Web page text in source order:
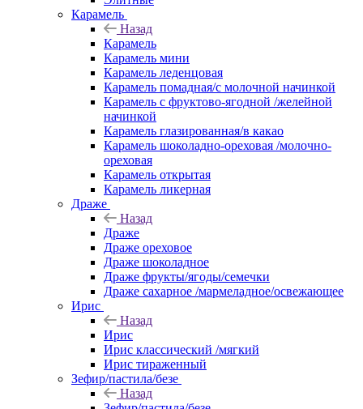
Карамель
Назад
Карамель
Карамель мини
Карамель леденцовая
Карамель помадная/с молочной начинкой
Карамель с фруктово-ягодной /желейной
начинкой
Карамель глазированная/в какао
Карамель шоколадно-ореховая /молочно-
ореховая
Карамель открытая
Карамель ликерная
Драже
Назад
Драже
Драже ореховое
Драже шоколадное
Драже фрукты/ягоды/семечки
Драже сахарное /мармеладное/освежающее
Ирис
Назад
Ирис
Ирис классический /мягкий
Ирис тираженный
Зефир/пастила/безе
Назад